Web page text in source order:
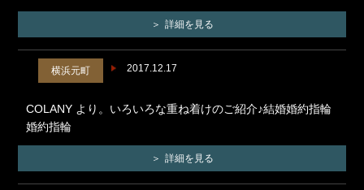
詳細を見る
2017.12.17
横浜元町
COLANY より。いろいろな重ね着けのご紹介♪結婚婚約指輪
婚約指輪
詳細を見る